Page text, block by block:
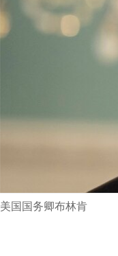
美国国务卿布林肯